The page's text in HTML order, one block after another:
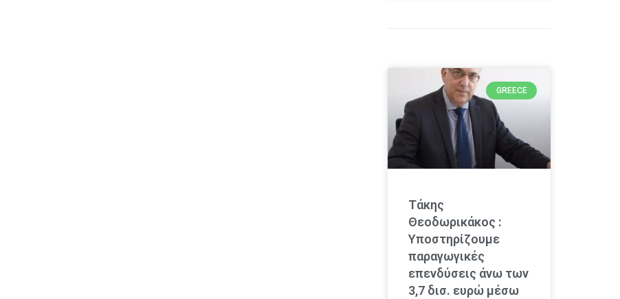
GREECE
Τάκης
Θεοδωρικάκος :
Υποστηρίζουμε
παραγωγικές
επενδύσεις άνω των
3,7 δισ. ευρώ μέσω